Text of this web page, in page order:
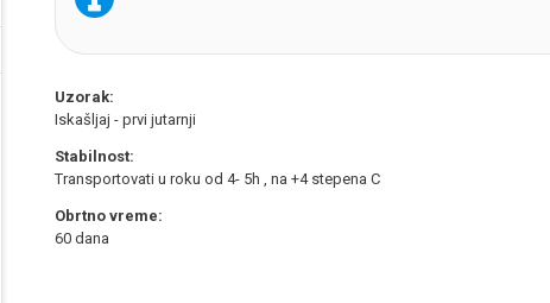
Uzorak:
Iskašljaj - prvi jutarnji
Stabilnost:
Transportovati u roku od 4- 5h , na +4 stepena C
Obrtno vreme:
60 dana